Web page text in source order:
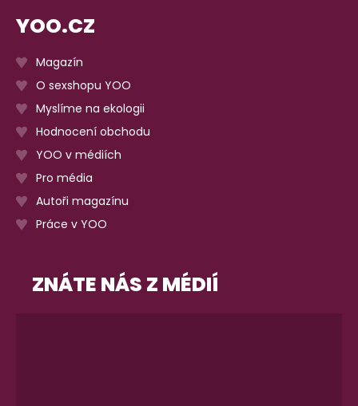
YOO.CZ
Magazín
O sexshopu YOO
Myslíme na ekologii
Hodnocení obchodu
YOO v médiích
Pro média
Autoři magazínu
Práce v YOO
ZNÁTE NÁS Z MÉDIÍ